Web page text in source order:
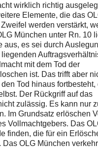
wirklich richtig
Elemente, die das
werden verstärkt,
München unter Rn. 10
aus, es sei durch
mit dem Tod der
ist. Das trifft aber
Tod hinaus fortbesteht,
Der Rückgriff auf das
zulässig. Es kann nur
Im Grundsatz erlöschen
Vollmachtgebers. Das
finden, die für ein
OLG München